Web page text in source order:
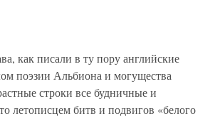
как писали в ту пору английские
поэзии Альбиона и могущества
строки все будничные и
летописцем битв и подвигов «белого